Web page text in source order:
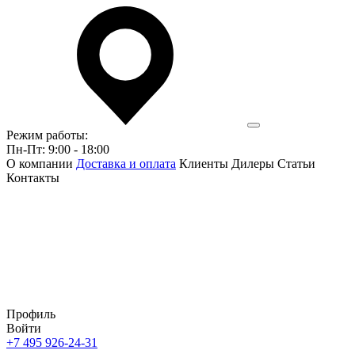
Режим работы:
Пн-Пт: 9:00 - 18:00
О компании Доставка и оплата Клиенты Дилеры Статьи
Контакты
Профиль
Войти
+7 495 926-24-31